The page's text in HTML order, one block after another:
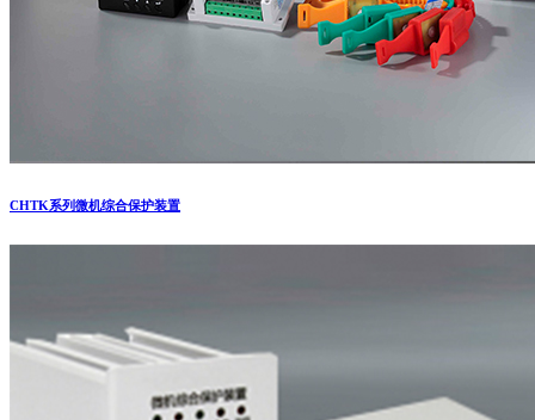
CHTK系列微机综合保护装置